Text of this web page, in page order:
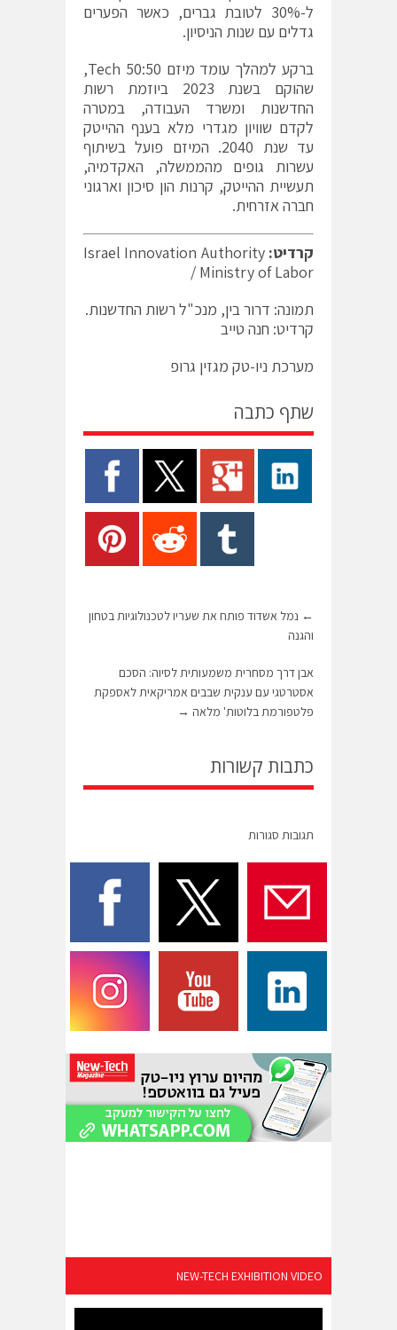
ל-30% לטובת גברים, כאשר הפערים
גדלים עם שנות הניסיון.
ברקע למהלך עומד מיזם Tech 50:50,
שהוקם בשנת 2023 ביוזמת רשות
החדשנות ומשרד העבודה, במטרה
לקדם שוויון מגדרי מלא בענף ההייטק
עד שנת 2040. המיזם פועל בשיתוף
עשרות גופים מהממשלה, האקדמיה,
תעשיית ההייטק, קרנות הון סיכון וארגוני
חברה אזרחית.
קרדיט: Israel Innovation Authority
/ Ministry of Labor
תמונה: דרור בין, מנכ"ל רשות החדשנות.
קרדיט: חנה טייב
מערכת ניו-טק מגזין גרופ
שתף כתבה
← נמל אשדוד פותח את שעריו לטכנולוגיות בטחון
והגנה
אבן דרך מסחרית משמעותית לסיוה: הסכם
אסטרטגי עם ענקית שבבים אמריקאית לאספקת
פלטפורמת בלוטות' מלאה →
כתבות קשורות
תגובות סגורות
NEW-TECH EXHIBITION VIDEO